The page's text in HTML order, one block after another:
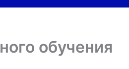
обучения